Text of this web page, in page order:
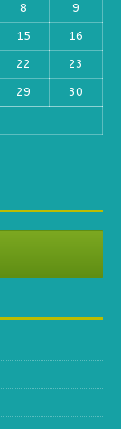
8 9
15 16
22 23
29 30